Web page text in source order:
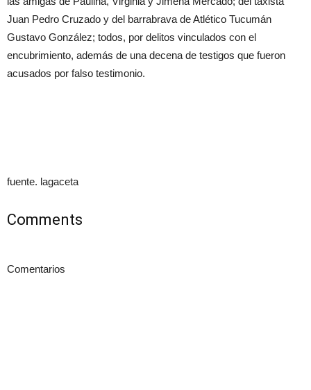
Juan Pedro Cruzado y del barrabrava de Atlético Tucumán
Gustavo González; todos, por delitos vinculados con el
encubrimiento, además de una decena de testigos que fueron
acusados por falso testimonio.
fuente. lagaceta
Comments
Comentarios